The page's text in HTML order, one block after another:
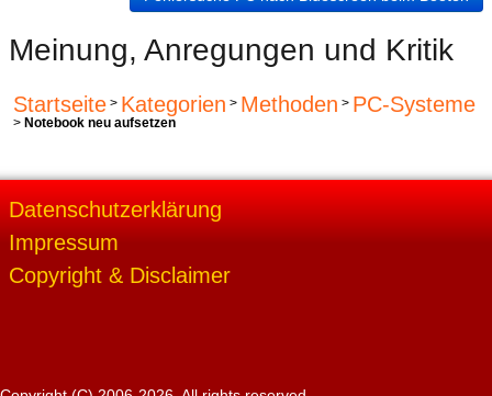
Meinung, Anregungen und Kritik
Startseite > Kategorien > Methoden > PC-Systeme
> Notebook neu aufsetzen
Datenschutzerklärung
Impressum
Copyright & Disclaimer